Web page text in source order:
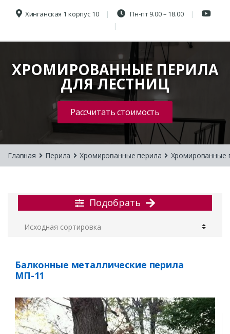
Хинганская 1 корпус 10 Пн-пт 9.00 – 18.00
ХРОМИРОВАННЫЕ ПЕРИЛА
ДЛЯ ЛЕСТНИЦ
Рассчитать стоимость
Главная Перила Хромированные перила Хромированные
Подобрать
Балконные металлические перила
МП-11